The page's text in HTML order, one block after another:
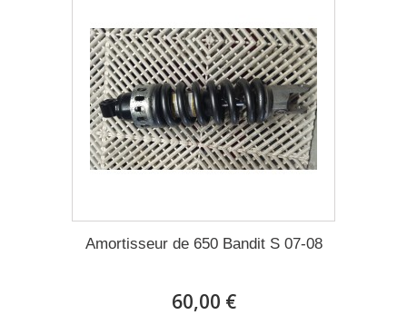
Amortisseur de 650 Bandit S 07-08
60,00 €